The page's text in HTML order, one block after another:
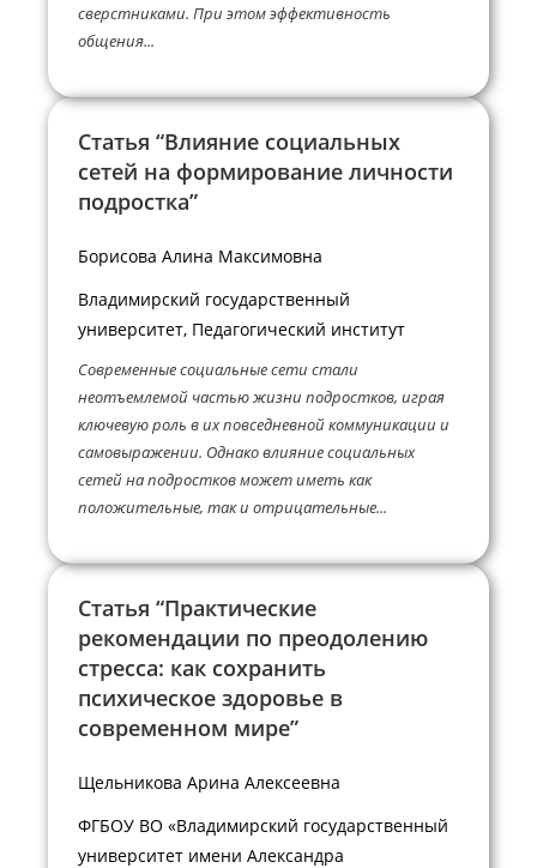
сверстниками. При этом эффективность
общения...
Статья “Влияние социальных
сетей на формирование личности
подростка”
Борисова Алина Максимовна
Владимирский государственный
университет, Педагогический институт
Современные социальные сети стали
неотъемлемой частью жизни подростков, играя
ключевую роль в их повседневной коммуникации и
самовыражении. Однако влияние социальных
сетей на подростков может иметь как
положительные, так и отрицательные...
Статья “Практические
рекомендации по преодолению
стресса: как сохранить
психическое здоровье в
современном мире”
Щельникова Арина Алексеевна
ФГБОУ ВО «Владимирский государственный
университет имени Александра